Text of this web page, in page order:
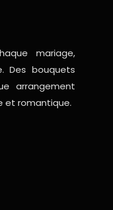
mariage,
Des bouquets
arrangement
et romantique.